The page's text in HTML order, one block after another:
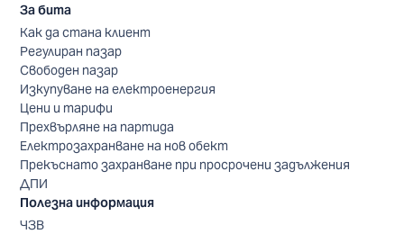
За бита
Как да стана клиент
Регулиран пазар
Свободен пазар
Изкупуване на електроенергия
Цени и тарифи
Прехвърляне на партида
Електрозахранване на нов обект
Прекъснато захранване при просрочени задължения
ДПИ
Полезна информация
ЧЗВ